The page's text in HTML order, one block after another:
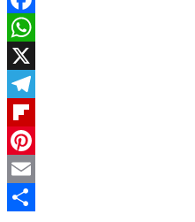
Facebook
WhatsApp
X
Telegram
Flipboard
Pinterest
Email